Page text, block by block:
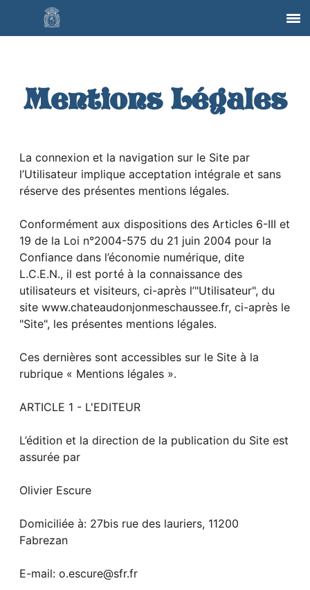
Mentions Légales
La connexion et la navigation sur le Site par
l’Utilisateur implique acceptation intégrale et sans
réserve des présentes mentions légales.
Conformément aux dispositions des Articles 6-III et
19 de la Loi n°2004-575 du 21 juin 2004 pour la
Confiance dans l’économie numérique, dite
L.C.E.N., il est porté à la connaissance des
utilisateurs et visiteurs, ci-après l’"Utilisateur", du
site www.chateaudonjonmeschaussee.fr, ci-après le
"Site", les présentes mentions légales.
Ces dernières sont accessibles sur le Site à la
rubrique « Mentions légales ».
ARTICLE 1 - L'EDITEUR
L’édition et la direction de la publication du Site est
assurée par
Olivier Escure
Domiciliée à: 27bis rue des lauriers, 11200
Fabrezan
E-mail: o.escure@sfr.fr